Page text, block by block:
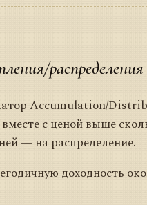
распределения
Accumulation/
с ценой выше
— на распределение.
доходность